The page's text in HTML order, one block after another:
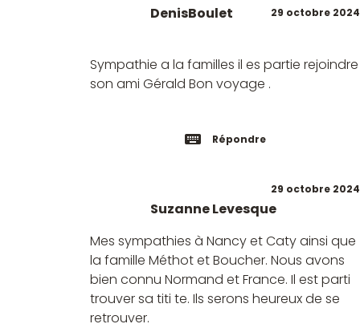
29 octobre 2024
DenisBoulet
Sympathie a la familles il es partie rejoindre
son ami Gérald Bon voyage .
Répondre
29 octobre 2024
Suzanne Levesque
Mes sympathies à Nancy et Caty ainsi que
la famille Méthot et Boucher. Nous avons
bien connu Normand et France. Il est parti
trouver sa titi te. Ils serons heureux de se
retrouver.